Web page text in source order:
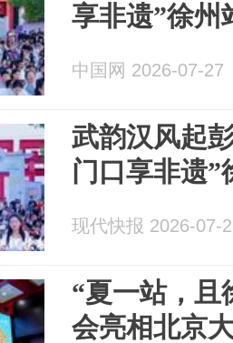
享非遗”徐州
中国网 2026-07-27
武韵汉风起
门口享非遗”
现代快报 2026-07-
“夏一站，且
会亮相北京